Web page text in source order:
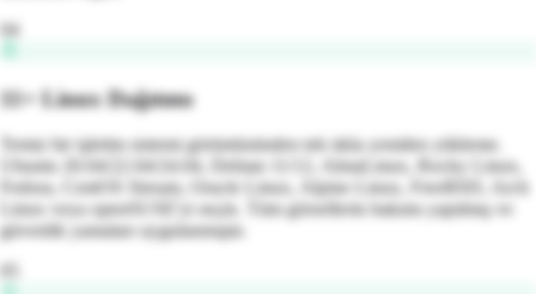
04
11+ Linux Dağıtımı
Temiz bir işletim sistemi görüntüsünden tek tıkla yeniden yükleme.
Ubuntu 20.04/22.04/24.04, Debian 11/12, AlmaLinux, Rocky Linux,
Fedora, CentOS Stream, Oracle Linux, Alpine Linux, FreeBSD, Arch
Linux veya openSUSE'yi seçin. Tüm görsellerin bakımı yapılmış ve
güvenlik yamaları uygulanmıştır.